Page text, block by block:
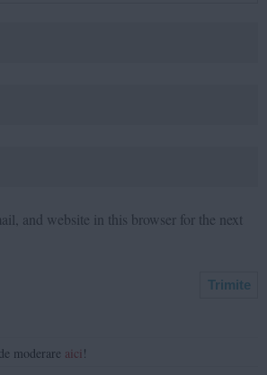
and website in this browser for the next
moderare aici!